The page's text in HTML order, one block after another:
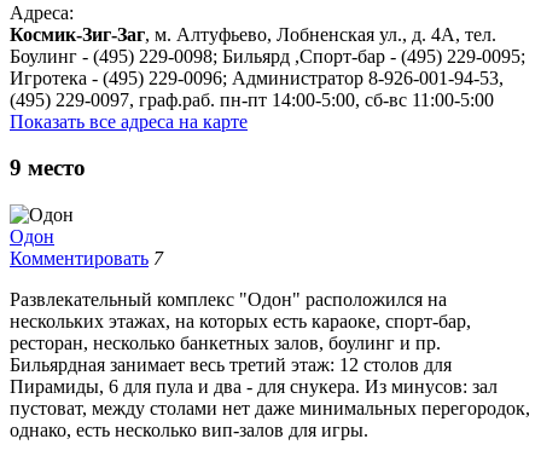
Адреса:
Космик-Зиг-Заг, м. Алтуфьево, Лобненская ул., д. 4А, тел.
Боулинг - (495) 229-0098; Бильярд ,Спорт-бар - (495) 229-0095;
Игротека - (495) 229-0096; Администратор 8-926-001-94-53,
(495) 229-0097, граф.раб. пн-пт 14:00-5:00, сб-вс 11:00-5:00
Показать все адреса на карте
9 место
Одон
Комментировать 7
Развлекательный комплекс "Одон" расположился на
нескольких этажах, на которых есть караоке, спорт-бар,
ресторан, несколько банкетных залов, боулинг и пр.
Бильярдная занимает весь третий этаж: 12 столов для
Пирамиды, 6 для пула и два - для снукера. Из минусов: зал
пустоват, между столами нет даже минимальных перегородок,
однако, есть несколько вип-залов для игры.